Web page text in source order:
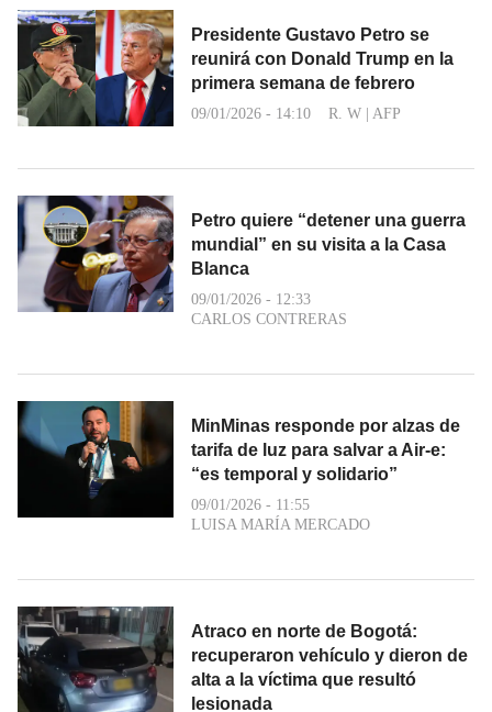
Presidente Gustavo Petro se
reunirá con Donald Trump en la
primera semana de febrero
09/01/2026 - 14:10 R. W | AFP
Petro quiere “detener una guerra
mundial” en su visita a la Casa
Blanca
09/01/2026 - 12:33
CARLOS CONTRERAS
MinMinas responde por alzas de
tarifa de luz para salvar a Air-e:
“es temporal y solidario”
09/01/2026 - 11:55
LUISA MARÍA MERCADO
Atraco en norte de Bogotá:
recuperaron vehículo y dieron de
alta a la víctima que resultó
lesionada